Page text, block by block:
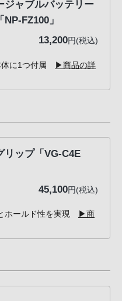
ジャブルバッテリー
FZ100」
13,200円(税込)
に1つ付属
▶商品の詳
リップ「VG-C4E
45,100円(税込)
ホールド性を実現
▶商